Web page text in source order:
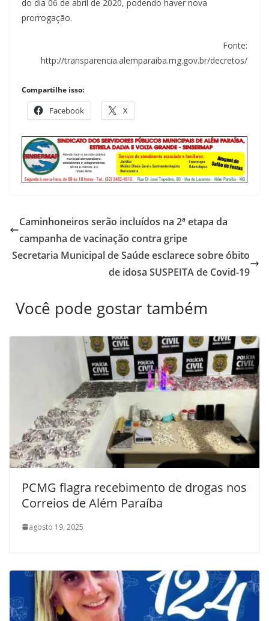
do dia 06 de abril de 2020, podendo haver nova
prorrogação.
Fonte:
http://transparencia.alemparaiba.mg.gov.br/decretos/
Compartilhe isso:
Facebook X
Caminhoneiros serão incluídos na 2ª etapa da
campanha de vacinação contra gripe
Secretaria Municipal de Saúde esclarece sobre óbito
de idosa SUSPEITA de Covid-19
Você pode gostar também
PCMG flagra recebimento de drogas nos
Correios de Além Paraíba
agosto 19, 2025